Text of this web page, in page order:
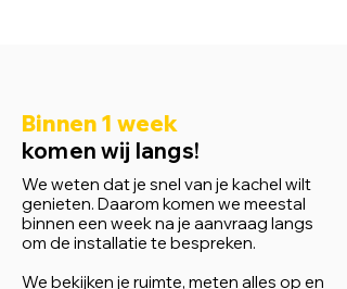
Binnen 1 week
komen wij langs!
We weten dat je snel van je kachel wilt
genieten. Daarom komen we meestal
binnen een week na je aanvraag langs
om de installatie te bespreken.
We bekijken je ruimte, meten alles op en